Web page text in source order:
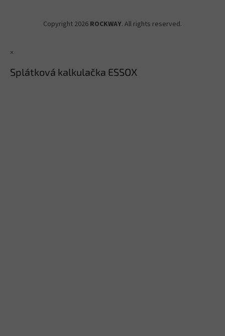
Copyright 2026 ROCKWAY. All rights reserved.
×
Splátková kalkulačka ESSOX